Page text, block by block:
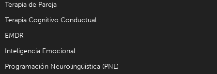
Terapia de Pareja
Terapia Cognitivo Conductual
EMDR
Inteligencia Emocional
Programación Neurolingüística (PNL)